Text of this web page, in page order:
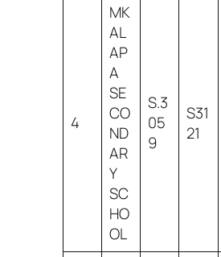
4
MK
AL
AP
A
SE
CO
ND
AR
Y
SC
HO
OL
S.3
05
9
S31
21